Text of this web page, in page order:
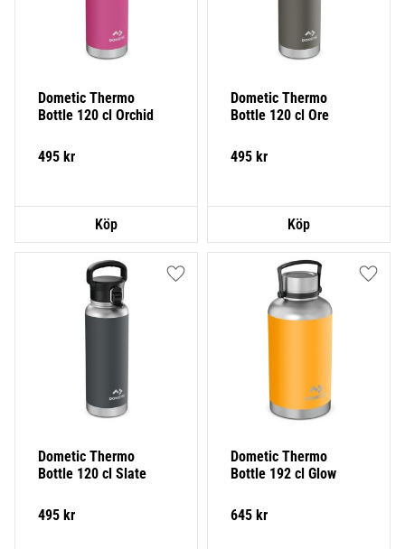
Dometic Thermo
Bottle 120 cl Orchid
495 kr
Dometic Thermo
Bottle 120 cl Ore
495 kr
Dometic Thermo
Bottle 120 cl Slate
495 kr
Lägg till i favoriter
Dometic Thermo
Bottle 192 cl Glow
645 kr
Lägg